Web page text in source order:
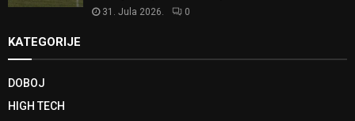
31. Jula 2026. 0
KATEGORIJE
DOBOJ
HIGH TECH